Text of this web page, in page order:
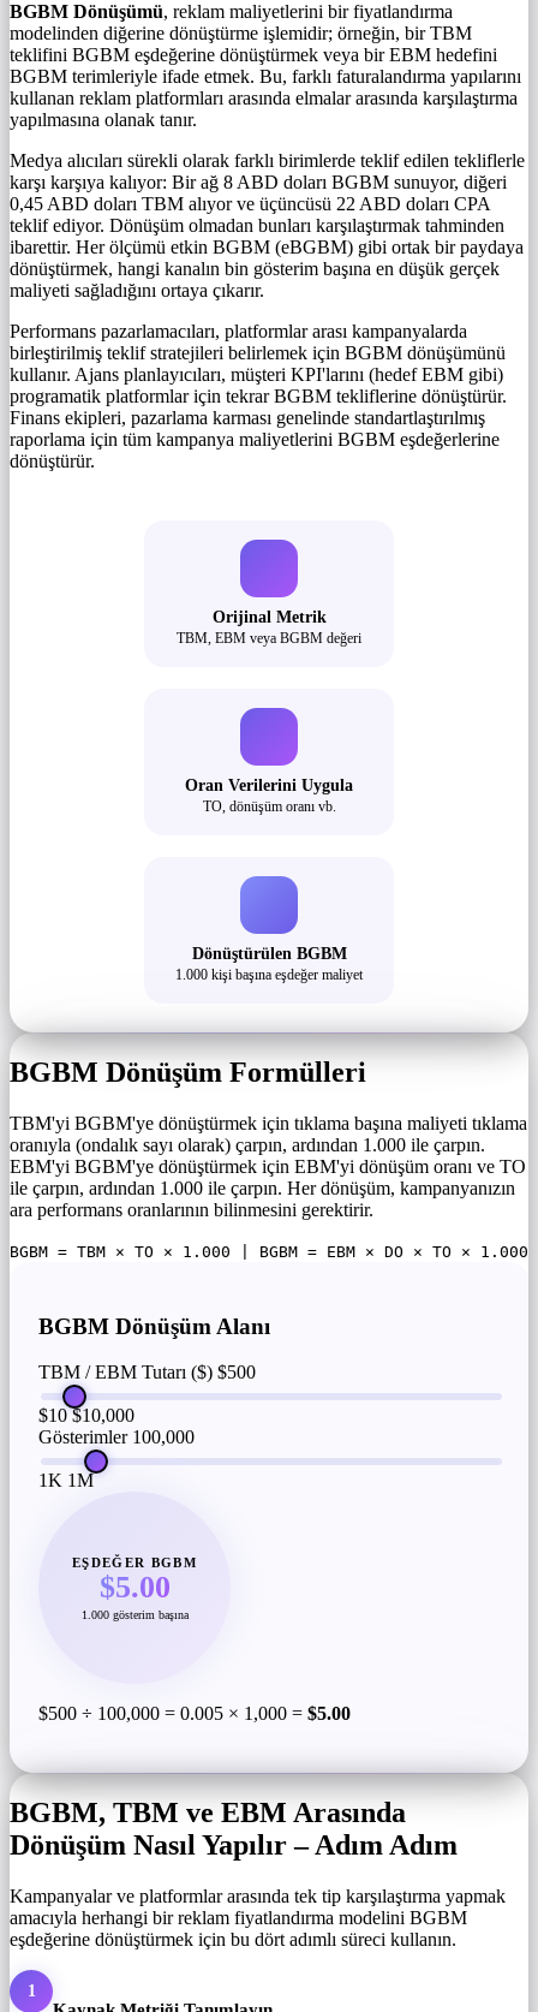
BGBM Dönüşümü, reklam maliyetlerini bir fiyatlandırma
modelinden diğerine dönüştürme işlemidir; örneğin, bir TBM
teklifini BGBM eşdeğerine dönüştürmek veya bir EBM hedefini
BGBM terimleriyle ifade etmek. Bu, farklı faturalandırma yapılarını
kullanan reklam platformları arasında elmalar arasında karşılaştırma
yapılmasına olanak tanır.
Medya alıcıları sürekli olarak farklı birimlerde teklif edilen tekliflerle
karşı karşıya kalıyor: Bir ağ 8 ABD doları BGBM sunuyor, diğeri
0,45 ABD doları TBM alıyor ve üçüncüsü 22 ABD doları CPA
teklif ediyor. Dönüşüm olmadan bunları karşılaştırmak tahminden
ibarettir. Her ölçümü etkin BGBM (eBGBM) gibi ortak bir paydaya
dönüştürmek, hangi kanalın bin gösterim başına en düşük gerçek
maliyeti sağladığını ortaya çıkarır.
Performans pazarlamacıları, platformlar arası kampanyalarda
birleştirilmiş teklif stratejileri belirlemek için BGBM dönüşümünü
kullanır. Ajans planlayıcıları, müşteri KPI'larını (hedef EBM gibi)
programatik platformlar için tekrar BGBM tekliflerine dönüştürür.
Finans ekipleri, pazarlama karması genelinde standartlaştırılmış
raporlama için tüm kampanya maliyetlerini BGBM eşdeğerlerine
dönüştürür.
Orijinal Metrik
TBM, EBM veya BGBM değeri
Oran Verilerini Uygula
TO, dönüşüm oranı vb.
Dönüştürülen BGBM
1.000 kişi başına eşdeğer maliyet
BGBM Dönüşüm Formülleri
TBM'yi BGBM'ye dönüştürmek için tıklama başına maliyeti tıklama
oranıyla (ondalık sayı olarak) çarpın, ardından 1.000 ile çarpın.
EBM'yi BGBM'ye dönüştürmek için EBM'yi dönüşüm oranı ve TO
ile çarpın, ardından 1.000 ile çarpın. Her dönüşüm, kampanyanızın
ara performans oranlarının bilinmesini gerektirir.
BGBM = TBM × TO × 1.000 | BGBM = EBM × DO × TO × 1.000
BGBM Dönüşüm Alanı
TBM / EBM Tutarı ($) $500
$10 $10,000
Gösterimler 100,000
1K 1M
EŞDEĞER BGBM
$5.00
1.000 gösterim başına
$500 ÷ 100,000 = 0.005 × 1,000 = $5.00
BGBM, TBM ve EBM Arasında
Dönüşüm Nasıl Yapılır – Adım Adım
Kampanyalar ve platformlar arasında tek tip karşılaştırma yapmak
amacıyla herhangi bir reklam fiyatlandırma modelini BGBM
eşdeğerine dönüştürmek için bu dört adımlı süreci kullanın.
1